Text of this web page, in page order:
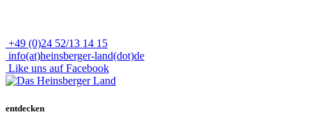
+49 (0)24 52/13 14 15
info(at)heinsberger-land(dot)de
Like uns auf Facebook
entdecken